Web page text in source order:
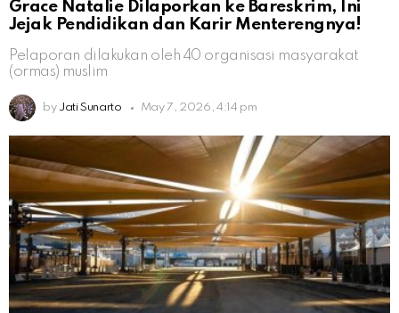
Grace Natalie Dilaporkan ke Bareskrim, Ini
Jejak Pendidikan dan Karir Menterengnya!
Pelaporan dilakukan oleh 40 organisasi masyarakat
(ormas) muslim
by Jati Sunarto May 7, 2026, 4:14 pm